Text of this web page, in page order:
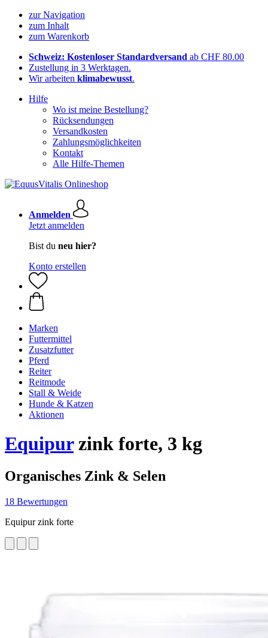
zur Navigation
zum Inhalt
zum Warenkorb
Schweiz: Kostenloser Standardversand ab CHF 80.00
Zustellung in 3 Werktagen.
Wir arbeiten klimabewusst.
Hilfe
Wo ist meine Bestellung?
Rücksendungen
Versandkosten
Zahlungsmöglichkeiten
Kontakt
Alle Hilfe-Themen
Anmelden
Jetzt anmelden
Bist du neu hier?
Konto erstellen
Marken
Futtermittel
Zusatzfutter
Pferd
Reiter
Reitmode
Stall & Weide
Hunde & Katzen
Aktionen
Equipurzink forte, 3 kg
Organisches Zink & Selen
18 Bewertungen
Equipur zink forte